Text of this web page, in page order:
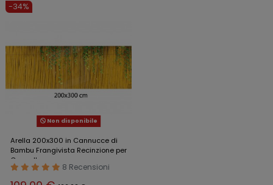
-34%
Non disponibile
Arella 200x300 in Cannucce di
Bambu Frangivista Recinzione per
Cancello
8 Recensioni